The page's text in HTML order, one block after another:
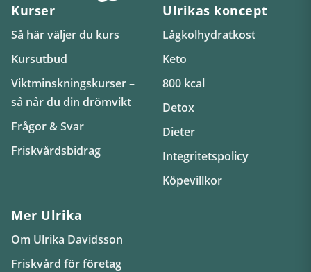
Kurser
Så här väljer du kurs
Kursutbud
Viktminskningskurser –
så når du din drömvikt
Frågor & Svar
Friskvårdsbidrag
Ulrikas koncept
Lågkolhydratkost
Keto
800 kcal
Detox
Dieter
Integritetspolicy
Köpevillkor
Mer Ulrika
Om Ulrika Davidsson
Friskvård för företag